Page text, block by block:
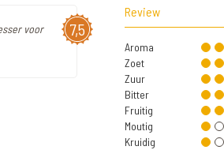
7,5
voor
Review
Aroma
Zoet
Zuur
Bitter
Fruitig
Moutig
Kruidig